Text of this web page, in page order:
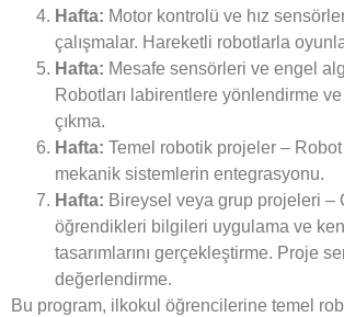
Hafta: Motor kontrolü ve hız
çalışmalar. Hareketli robotlarla
Hafta: Mesafe sensörleri ve engel
Robotları labirentlere yönlendirme
çıkma.
Hafta: Temel robotik projeler –
mekanik sistemlerin entegrasyonu.
Hafta: Bireysel veya grup projeleri –
öğrendikleri bilgileri uygulama ve
tasarımlarını gerçekleştirme. Proje
değerlendirme.
Bu program, ilkokul öğrencilerine temel